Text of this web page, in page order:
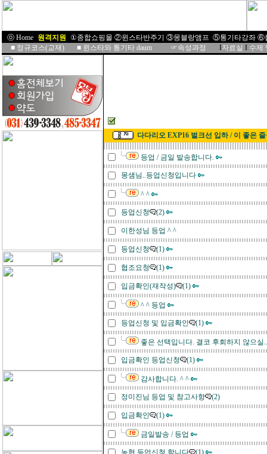
ⓞ Home 원격지원 ①종합쇼핑몰 ②윈스타반주기 ③몽블랑앰프 ⑤통기타강좌 ⑥
■ 정규코스(교재) ■ 윈스타와 통기타 daum ☞속성과정 I자료실 I 수제
다다리오 EXP16 벌크선 입하 / 이 좋은
등업 / 금일 발송합니다.
몽샘님..등업신청입니다
^ ^
등업신청 (2)
이한성님 등업 ^ ^
등업신청 (1)
협조요청 (1)
입금확인(재작성) (1)
^ ^ 등업
등업신청 및 입금확인 (1)
좋은 선택입니다. 결코 후회하지 않으실
입금확인 등업신청 (1)
감사합니다. ^ ^
정미진님 등업 및 참고사항 (2)
입금확인 (1)
금일발송 / 등업
농협 등업신청 함니다 (1)